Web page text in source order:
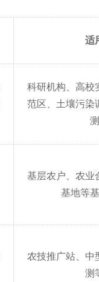
适
科研机构、高校
范区、土壤污染
基层农户、农业
基地等
农技推广站、中
测